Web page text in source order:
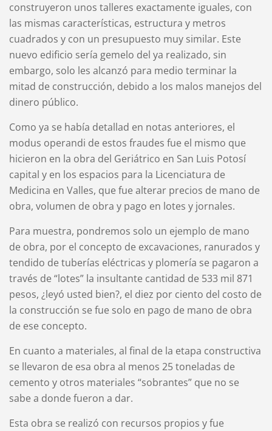
construyeron unos talleres exactamente iguales, con
las mismas características, estructura y metros
cuadrados y con un presupuesto muy similar. Este
nuevo edificio sería gemelo del ya realizado, sin
embargo, solo les alcanzó para medio terminar la
mitad de construcción, debido a los malos manejos del
dinero público.
Como ya se había detallad en notas anteriores, el
modus operandi de estos fraudes fue el mismo que
hicieron en la obra del Geriátrico en San Luis Potosí
capital y en los espacios para la Licenciatura de
Medicina en Valles, que fue alterar precios de mano de
obra, volumen de obra y pago en lotes y jornales.
Para muestra, pondremos solo un ejemplo de mano
de obra, por el concepto de excavaciones, ranurados y
tendido de tuberías eléctricas y plomería se pagaron a
través de “lotes” la insultante cantidad de 533 mil 871
pesos, ¿leyó usted bien?, el diez por ciento del costo de
la construcción se fue solo en pago de mano de obra
de ese concepto.
En cuanto a materiales, al final de la etapa constructiva
se llevaron de esa obra al menos 25 toneladas de
cemento y otros materiales “sobrantes” que no se
sabe a donde fueron a dar.
Esta obra se realizó con recursos propios y fue